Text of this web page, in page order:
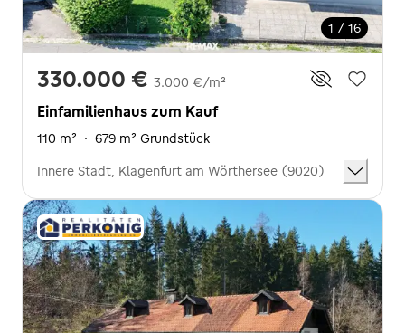
1 / 16
330.000 € 3.000 €/m²
Einfamilienhaus zum Kauf
110 m² · 679 m² Grundstück
Innere Stadt, Klagenfurt am Wörthersee (9020)